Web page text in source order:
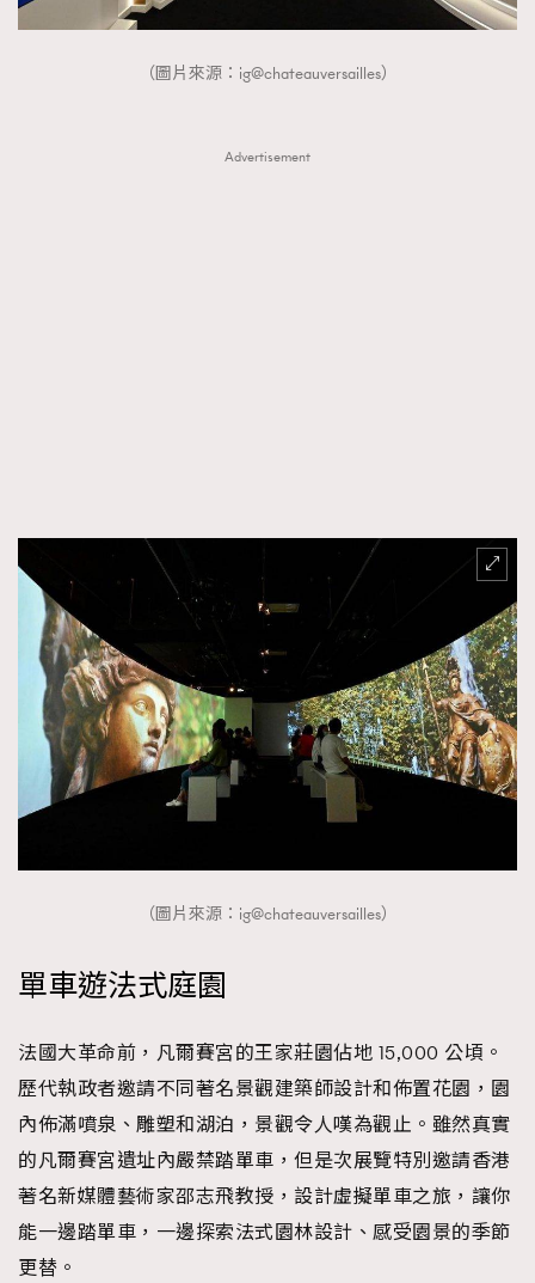
（圖片來源：ig@chateauversailles）
Advertisement
（圖片來源：ig@chateauversailles）
單車遊法式庭園
法國大革命前，凡爾賽宮的王家莊園佔地 15,000 公頃。
歷代執政者邀請不同著名景觀建築師設計和佈置花園，園
內佈滿噴泉、雕塑和湖泊，景觀令人嘆為觀止。雖然真實
的凡爾賽宮遺址內嚴禁踏單車，但是次展覽特別邀請香港
著名新媒體藝術家邵志飛教授，設計虛擬單車之旅，讓你
能一邊踏單車，一邊探索法式園林設計、感受園景的季節
更替。